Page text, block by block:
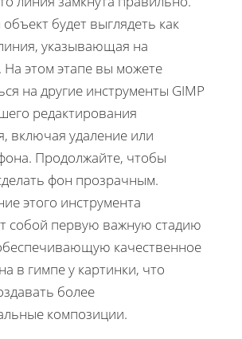
будет выглядеть как
указывающая на
этом этапе вы можете
на другие инструменты GIMP
редактирования
включая удаление или
Продолжайте, чтобы
фон прозрачным.
этого инструмента
собой первую важную стадию
качественное
в гимпе у картинки, что
более
композиции.